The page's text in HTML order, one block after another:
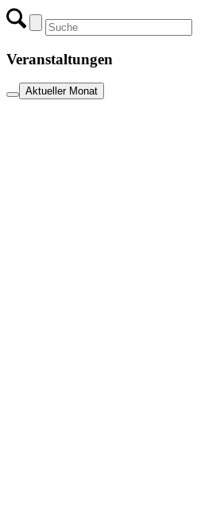
Veranstaltungen
Aktueller Monat